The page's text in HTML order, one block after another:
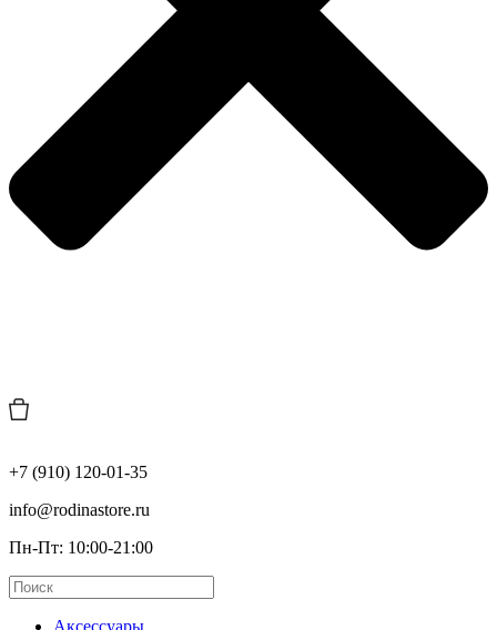
+7 (910) 120-01-35
info@rodinastore.ru
Пн-Пт: 10:00-21:00